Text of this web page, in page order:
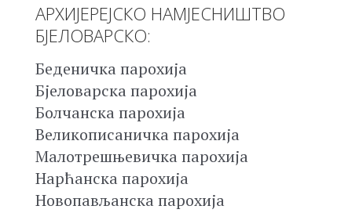
АРХИЈЕРЕЈСКО НАМЈЕСНИШТВО
БЈЕЛОВАРСКО:
Беденичка парохија
Бјеловарска парохија
Болчанска парохија
Великописаничка парохија
Малотрешњевичка парохија
Нарћанска парохија
Новопављанска парохија